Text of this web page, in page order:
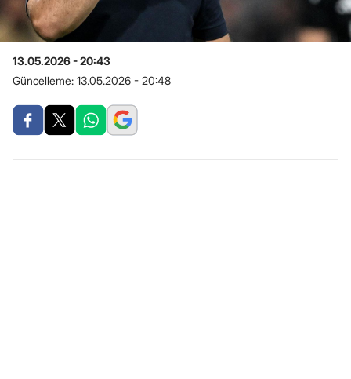
13.05.2026 - 20:43
Güncelleme: 13.05.2026 - 20:48